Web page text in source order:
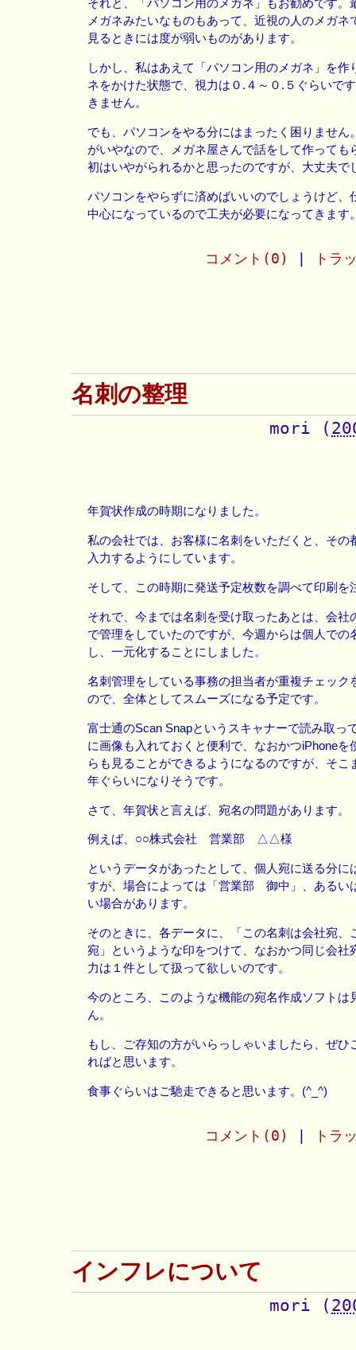
それと、「パソコン用のメガネ」もお勧めです。
メガネみたいなものもあって、近視の人のメガネ
見るときには度が弱いものがあります。
しかし、私はあえて「パソコン用のメガネ」を作
ネをかけた状態で、視力は０.４～０.５ぐらいで
きません。
でも、パソコンをやる分にはまったく困りません
がいやなので、メガネ屋さんで話をして作っても
初はいやがられるかと思ったのですが、大丈夫で
パソコンをやらずに済めばいいのでしょうけど、
中心になっているので工夫が必要になってきます
コメント(0) トラ
名刺の整理
mori (
年賀状作成の時期になりました。
私の会社では、お客様に名刺をいただくと、その
入力するようにしています。
そして、この時期に発送予定枚数を調べて印刷を
それで、今までは名刺を受け取ったあとは、会社
で管理をしていたのですが、今週からは個人での
し、一元化することにしました。
名刺管理をしている事務の担当者が重複チェック
ので、全体としてスムーズになる予定です。
富士通のScan Snapというスキャナーで読み取っ
に画像も入れておくと便利で、なおかつiPhoneを
らも見ることができるようになるのですが、そこ
年ぐらいになりそうです。
さて、年賀状と言えば、宛名の問題があります。
例えば、○○株式会社 営業部 △△様
というデータがあったとして、個人宛に送る分に
すが、場合によっては「営業部 御中」、あるい
い場合があります。
そのときに、各データに、「この名刺は会社宛、
宛」というような印をつけて、なおかつ同じ会社
力は１件として扱って欲しいのです。
今のところ、このような機能の宛名作成ソフトは
ん。
もし、ご存知の方がいらっしゃいましたら、ぜひ
ればと思います。
食事ぐらいはご馳走できると思います。(^_^)
コメント(0) トラ
インフレについて
mori (